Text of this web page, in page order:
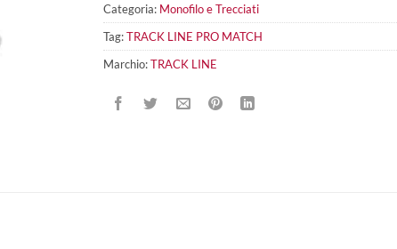
Categoria: Monofilo e Trecciati
Tag:TRACK LINE PRO MATCH
Marchio:TRACK LINE